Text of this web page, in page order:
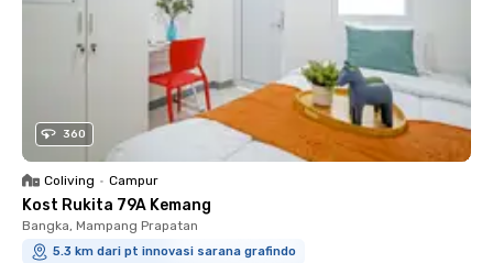
360
Coliving • Campur
Kost Rukita 79A Kemang
Bangka, Mampang Prapatan
5.3 km dari pt innovasi sarana grafindo